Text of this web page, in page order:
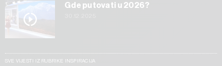
Gde putovati u 2026?
SVE VIJESTI IZ RUBRIKE INSPIRACIJA